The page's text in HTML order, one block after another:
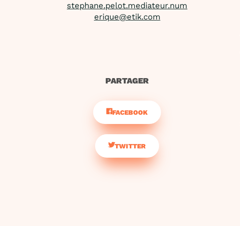
stephane.pelot.mediateur.num
erique@etik.com
PARTAGER
FACEBOOK
TWITTER